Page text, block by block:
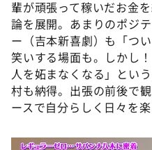
輩が頑張って稼いだお金
論を展開。あまりのポジ
ー（吉本新喜劇）も「つ
笑いする場面も。しかし
人を妬まなくなる」とい
村も納得。出張の前後で
ースで自分らしく日々を